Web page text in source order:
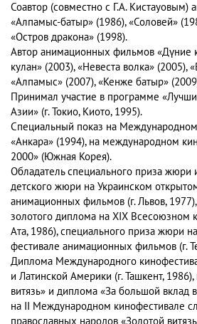
Соавтор (совместно с Г.А.
«Алпамыс-батыр» (1986), «Соловей»
«Остров дракона» (1998).
Автор анимационных фильмов «Дүние
кулан» (2003), «Невеста волка» (2005),
«Алпамыс» (2007), «Кенже батыр»
Принимал участие в программе
Азии» (г. Токио, Киото, 1995).
Специальный показ на
«Анкара» (1994), на международном
2000» (Южная Корея).
Обладатель специального приза жюри
детского жюри на Украинском
анимационных фильмов (г. Львов,
золотого диплома на XIX Всесоюзном
Ата, 1986), специального приза жюри
фестивале анимационных фильмов (г.
Диплома Международного
и Латинской Америки (г. Ташкент,
витязь» и диплома «За большой вклад
на II Международном кинофестивале
православных народов «Золотой